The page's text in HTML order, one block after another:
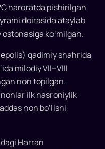
haroratda pishirilgan
doirasida ataylab
ko‘milgan.
qadimiy shahrida
milodiy VII–VIII
non topilgan.
ilk nasroniylik
non bo‘lishi
Harran